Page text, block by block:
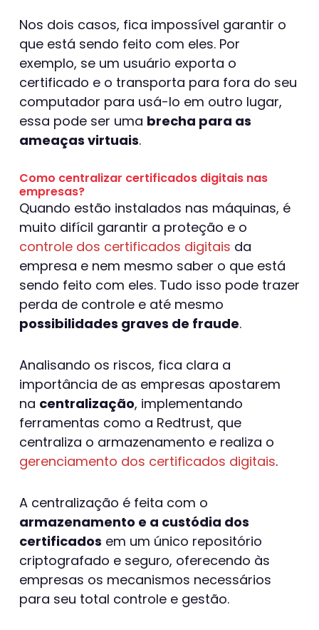
Nos dois casos, fica impossível garantir o
que está sendo feito com eles. Por
exemplo, se um usuário exporta o
certificado e o transporta para fora do seu
computador para usá-lo em outro lugar,
essa pode ser uma brecha para as
ameaças virtuais.
Como centralizar certificados digitais nas
empresas?
Quando estão instalados nas máquinas, é
muito difícil garantir a proteção e o
controle dos certificados digitais da
empresa e nem mesmo saber o que está
sendo feito com eles. Tudo isso pode trazer
perda de controle e até mesmo
possibilidades graves de fraude.
Analisando os riscos, fica clara a
importância de as empresas apostarem
na centralização, implementando
ferramentas como a Redtrust, que
centraliza o armazenamento e realiza o
gerenciamento dos certificados digitais.
A centralização é feita com o
armazenamento e a custódia dos
certificados em um único repositório
criptografado e seguro, oferecendo às
empresas os mecanismos necessários
para seu total controle e gestão.